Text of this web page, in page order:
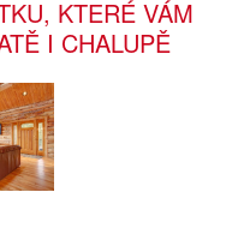
KTERÉ VÁM
I CHALUPĚ